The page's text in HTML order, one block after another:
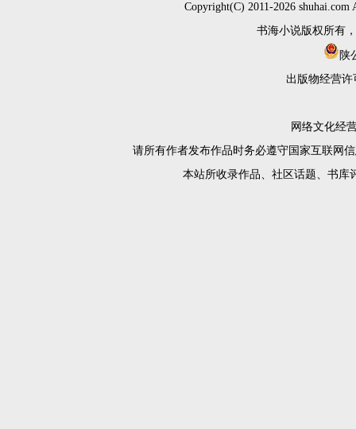
Copyright(C) 2011-2026
书海小说版权所有
陕
出版物经营许
网络文化经
请所有作者发布作品时务必遵守国家互联网
本站所收录作品、社区话题、书库